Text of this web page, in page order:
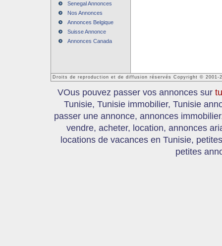
Senegal Annonces
Nos Annonces
Annonces Belgique
Suisse Annonce
Annonces Canada
Droits de reproduction et de diffusion réservés Copyright © 2001-
VOus pouvez passer vos annonces sur
Tunisie, Tunisie immobilier, Tunisie
passer une annonce, annonces
vendre, acheter, location, annonces
locations de vacances en Tunisie,
petites